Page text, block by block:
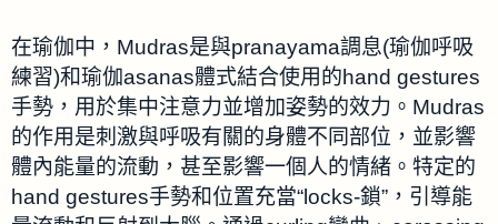
在瑜伽中，Mudras是與pranayama調息(瑜伽呼吸
練習)和瑜伽asanas體式結合使用的hand gestures
手勢，用於集中注意力並增加姿勢的效力。Mudras
的作用是刺激與呼吸有關的身體不同部位，並影響
體內能量的流動，甚至影響一個人的情緒。特定的
hand gestures手勢和位置充當“locks-鎖”，引導能